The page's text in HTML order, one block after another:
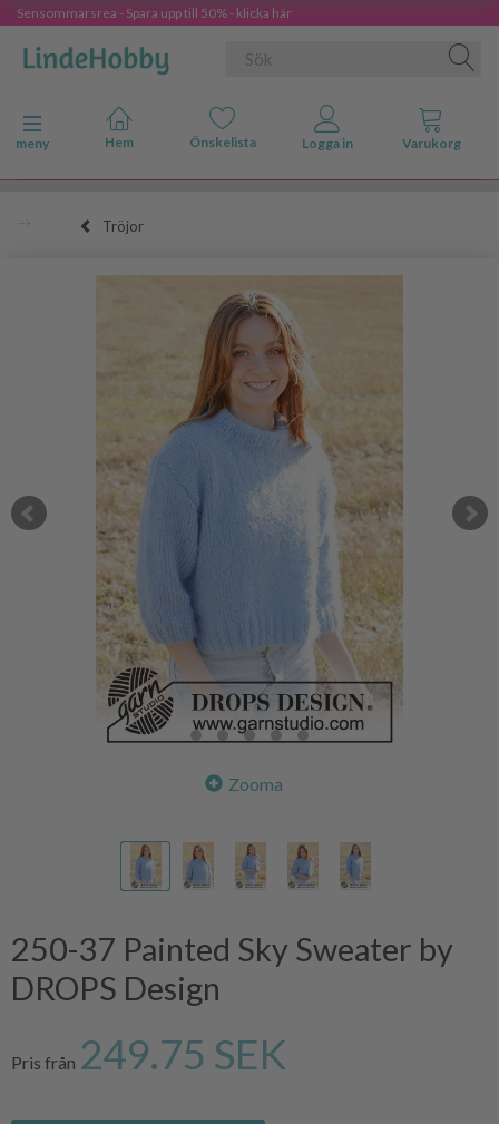
Sensommarsrea - Spara upp till 50% - klicka här
Ändra navigering
meny
Tröjor
Zooma
250-37 Painted Sky Sweater by
DROPS Design
Pris från 249.75 SEK